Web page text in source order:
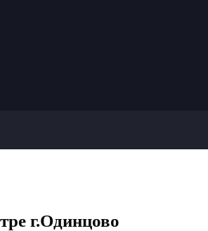
г.Одинцово